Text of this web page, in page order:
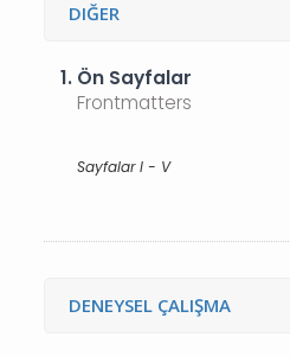
DIĞER
1. Ön Sayfalar
Frontmatters
Sayfalar I - V
DENEYSEL ÇALIŞMA